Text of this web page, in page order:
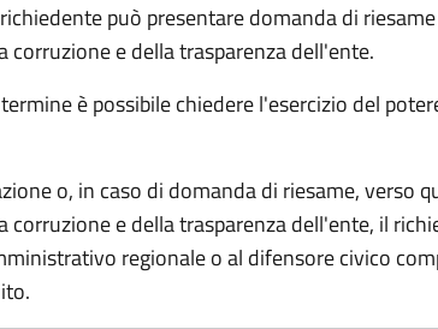
può presentare domanda di
corruzione e della trasparenza dell'ente.
è possibile chiedere l'esercizio del
o, in caso di domanda di riesame, verso
corruzione e della trasparenza dell'ente, il
regionale o al difensore civico